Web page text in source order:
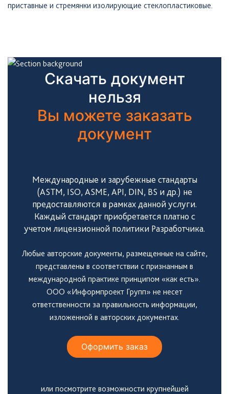
приставные и стремянки изолирующие стеклопластиковые.
Скачать документ
нельзя
Вы можете заказать
документ
Международные и зарубежные стандарты
(ASTM, ISO, ASME, API, DIN, BS и др.) не
предоставляются в рамках данной услуги.
Каждый стандарт приобретается платно с
учетом лицензионной политики Разработчика.
Любые авторские документы, размещенные на сайте,
представлены в соответствии с признанным в
международной практике принципом «как есть».
ООО «Информпроект Групп» не несет
ответственности за правильность информации,
изложенной в авторских документах.
Оформить заказ
или посмотрите возможности крупнейшей